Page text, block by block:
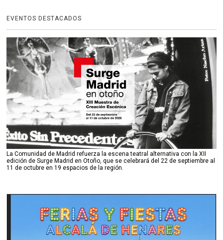
EVENTOS DESTACADOS
La Comunidad de Madrid refuerza la escena teatral alternativa con la XII
edición de Surge Madrid en Otoño, que se celebrará del 22 de septiembre al
11 de octubre en 19 espacios de la región.